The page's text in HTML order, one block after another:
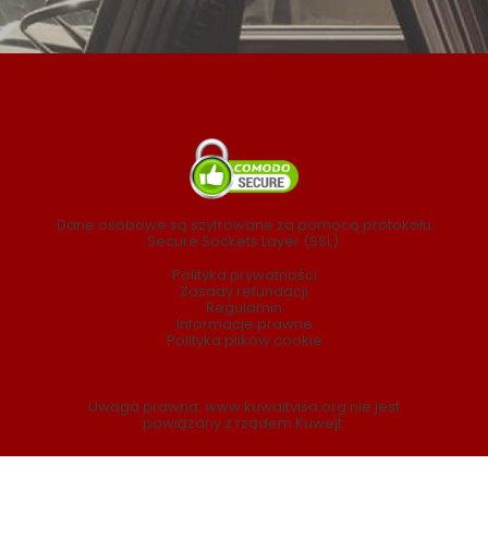
Dane osobowe są szyfrowane za pomocą protokołu
Secure Sockets Layer (SSL).
Polityka prywatności
Zasady refundacji
Regulamin
Informacje prawne
Polityka plików cookie
Uwaga prawna: www.kuwaitvisa.org nie jest
powiązany z rządem Kuwejt.